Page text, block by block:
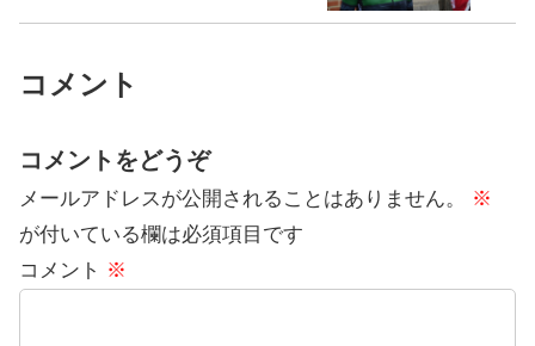
コメント
コメントをどうぞ
メールアドレスが公開されることはありません。
※
が付いている欄は必須項目です
コメント ※